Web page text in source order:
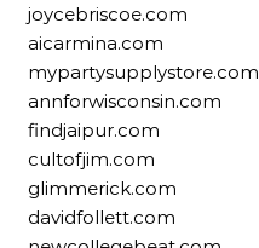
joycebriscoe.com
aicarmina.com
mypartysupplystore.com
annforwisconsin.com
findjaipur.com
cultofjim.com
glimmerick.com
davidfollett.com